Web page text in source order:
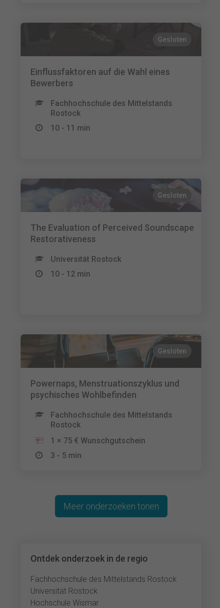
Gesloten
Einflussfaktoren auf die Wahl eines
Bewerbers
Fachhochschule des Mittelstands
Rostock
10 - 11 min
Gesloten
The Evaluation of Perceived Soundscape
Restorativeness
Universität Rostock
10 - 12 min
Gesloten
Powernaps, Menstruationszyklus und
psychisches Wohlbefinden
Fachhochschule des Mittelstands
Rostock
1 × 75 € Wunschgutschein
3 - 5 min
Ontdek onderzoek in de regio
Fachhochschule des Mittelstands Rostock
Universität Rostock
Hochschule Wismar
Meer onderzoeken tonen